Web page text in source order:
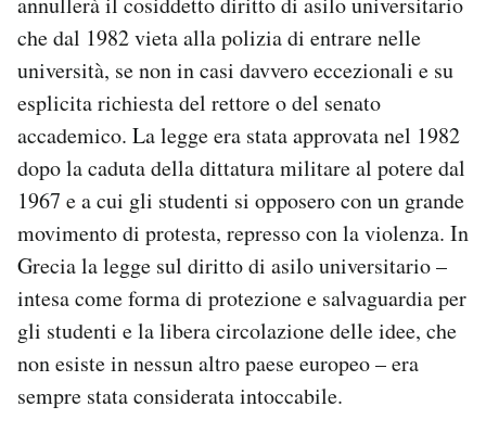
Area Personale
Notifiche mobile
Regala il Post
Hai bisogno di aiuto?
Esci
che dal 1982 vieta alla polizia di entrare nelle
università, se non in casi davvero eccezionali e su
esplicita richiesta del rettore o del senato
accademico. La legge era stata approvata nel 1982
dopo la caduta della dittatura militare al potere dal
1967 e a cui gli studenti si opposero con un grande
movimento di protesta, represso con la violenza. In
Grecia la legge sul diritto di asilo universitario –
intesa come forma di protezione e salvaguardia per
gli studenti e la libera circolazione delle idee, che
non esiste in nessun altro paese europeo – era
sempre stata considerata intoccabile.